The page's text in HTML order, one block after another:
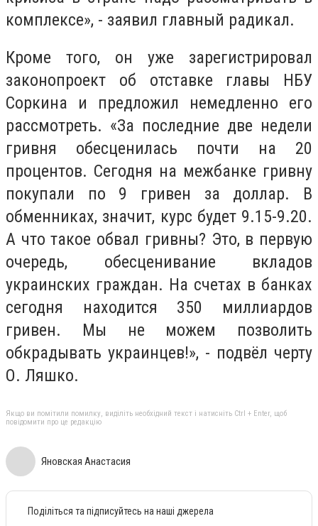
комплексе», - заявил главный радикал.
Кроме того, он уже зарегистрировал
законопроект об отставке главы НБУ
Соркина и предложил немедленно его
рассмотреть. «За последние две недели
гривня обесценилась почти на 20
процентов. Сегодня на межбанке гривну
покупали по 9 гривен за доллар. В
обменниках, значит, курс будет 9.15-9.20.
А что такое обвал гривны? Это, в первую
очередь, обесценивание вкладов
украинских граждан. На счетах в банках
сегодня находится 350 миллиардов
гривен. Мы не можем позволить
обкрадывать украинцев!», - подвёл черту
О. Ляшко.
Якщо ви помітили помилку, виділіть необхідний текст і натисніть Ctrl + Enter, щоб
повідомити про це редакцію
Яновская Анастасия
Поділіться та підписуйтесь на наші джерела